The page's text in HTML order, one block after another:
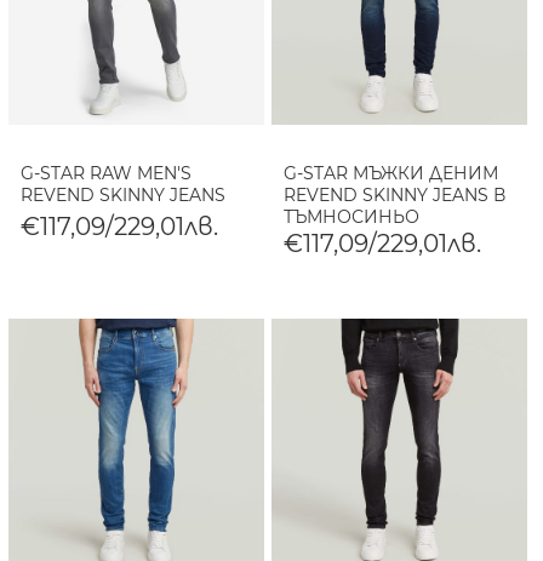
G-STAR RAW MEN'S
REVEND SKINNY JEANS
€117,09/229,01лв.
G-STAR МЪЖКИ ДЕНИМ
REVEND SKINNY JEANS В
ТЪМНОСИНЬО
€117,09/229,01лв.